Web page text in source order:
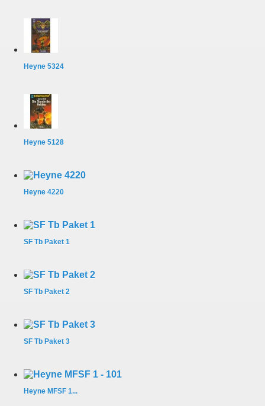
Heyne 5324
Heyne 5128
Heyne 4220
SF Tb Paket 1
SF Tb Paket 2
SF Tb Paket 3
Heyne MFSF 1...